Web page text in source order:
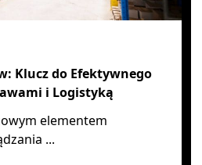
Klucz do Efektywnego
i Logistyką
elementem
...